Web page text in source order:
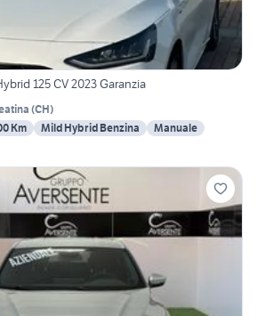
125 CV 2023 Garanzia
(CH)
Km Mild Hybrid Benzina
Manuale